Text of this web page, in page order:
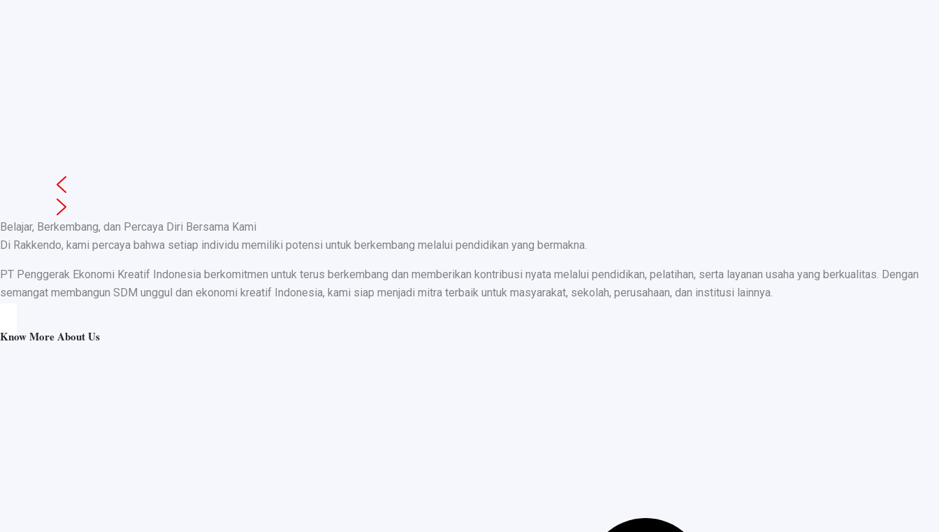
Belajar, Berkembang, dan Percaya Diri Bersama Kami
Di Rakkendo, kami percaya bahwa setiap individu memiliki potensi untuk berkembang melalui pendidikan yang bermakna.
PT Penggerak Ekonomi Kreatif Indonesia berkomitmen untuk terus berkembang dan memberikan kontribusi nyata melalui pendidikan, pelatihan, serta layanan usaha yang berkualitas. Dengan
semangat membangun SDM unggul dan ekonomi kreatif Indonesia, kami siap menjadi mitra terbaik untuk masyarakat, sekolah, perusahaan, dan institusi lainnya.
Know More About Us